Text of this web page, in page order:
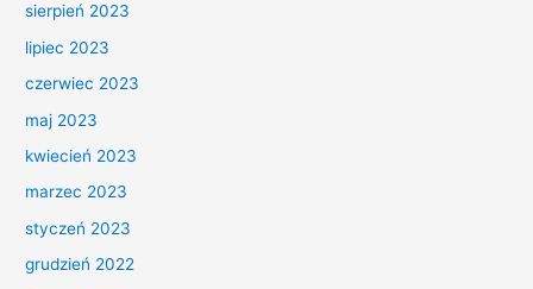
sierpień 2023
lipiec 2023
czerwiec 2023
maj 2023
kwiecień 2023
marzec 2023
styczeń 2023
grudzień 2022